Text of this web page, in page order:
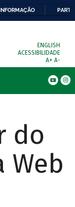
ENGLISH
ACESSIBILIDADE
A+ A-
do
Web